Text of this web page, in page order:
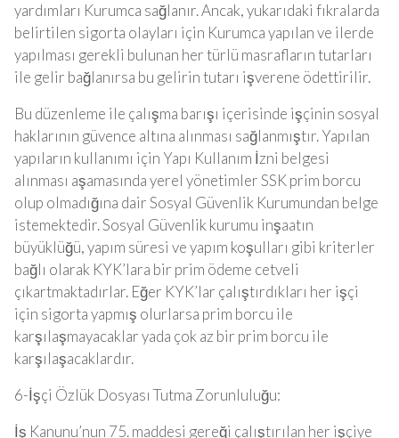
yardımları Kurumca sağlanır. Ancak, yukarıdaki fıkralarda
belirtilen sigorta olayları için Kurumca yapılan ve ilerde
yapılması gerekli bulunan her türlü masrafların tutarları
ile gelir bağlanırsa bu gelirin tutarı işverene ödettirilir.
Bu düzenleme ile çalışma barışı içerisinde işçinin sosyal
haklarının güvence altına alınması sağlanmıştır. Yapılan
yapıların kullanımı için Yapı Kullanım İzni belgesi
alınması aşamasında yerel yönetimler SSK prim borcu
olup olmadığına dair Sosyal Güvenlik Kurumundan belge
istemektedir. Sosyal Güvenlik kurumu inşaatın
büyüklüğü, yapım süresi ve yapım koşulları gibi kriterler
bağlı olarak KYK’lara bir prim ödeme cetveli
çıkartmaktadırlar. Eğer KYK’lar çalıştırdıkları her işçi
için sigorta yapmış olurlarsa prim borcu ile
karşılaşmayacaklar yada çok az bir prim borcu ile
karşılaşacaklardır.
6-İşçi Özlük Dosyası Tutma Zorunluluğu:
İş Kanunu’nun 75. maddesi gereği çalıştırılan her işçiye